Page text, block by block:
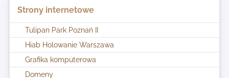
Strony internetowe
Tulipan Park Poznań II
Hiab Holowanie Warszawa
Grafika komputerowa
Domeny